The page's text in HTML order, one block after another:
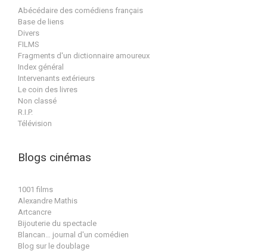
Abécédaire des comédiens français
Base de liens
Divers
FILMS
Fragments d'un dictionnaire amoureux
Index général
Intervenants extérieurs
Le coin des livres
Non classé
R.I.P.
Télévision
Blogs cinémas
1001 films
Alexandre Mathis
Artcancre
Bijouterie du spectacle
Blancan… journal d'un comédien
Blog sur le doublage